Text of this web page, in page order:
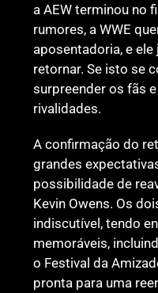
a AEW terminou no
rumores, a WWE
aposentadoria, e
retornar. Se isto se
surpreender os fãs
rivalidades.
A confirmação do
grandes
possibilidade de
Kevin Owens. Os
indiscutível, tendo
memoráveis,
o Festival da
pronta para uma